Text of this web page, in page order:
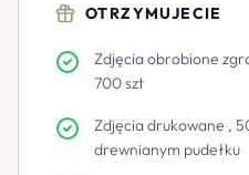
OTRZYMUJECIE
Zdjęcia obrobione
700 szt
Zdjęcia drukowane ,
drewnianym pudełku